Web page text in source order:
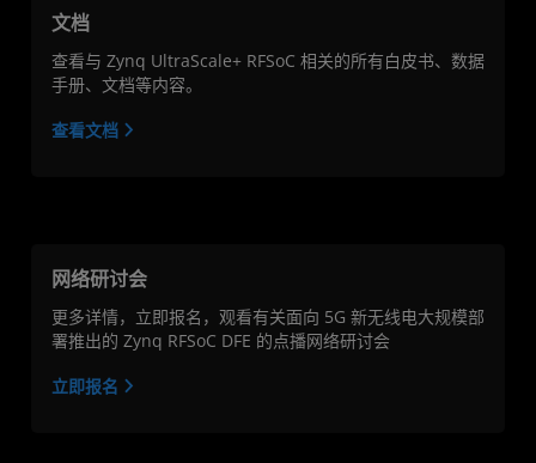
文档
查看与 Zynq UltraScale+ RFSoC 相关的所有白皮书、数据
手册、文档等内容。
查看文档
网络研讨会
更多详情，立即报名，观看有关面向 5G 新无线电大规模部
署推出的 Zynq RFSoC DFE 的点播网络研讨会
立即报名